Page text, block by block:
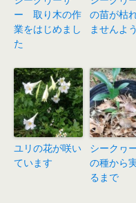
ー 取り木の作
業をはじめまし
た
の苗が枯
ませんよ
ユリの花が咲い
ています
シークヮ
の種から
るまで